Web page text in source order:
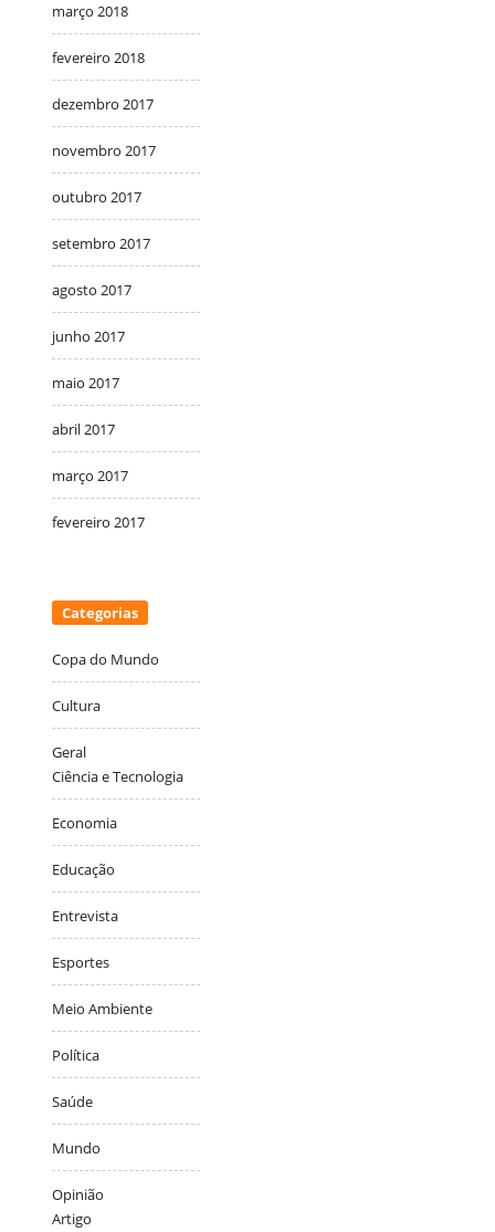
março 2018
fevereiro 2018
dezembro 2017
novembro 2017
outubro 2017
setembro 2017
agosto 2017
junho 2017
maio 2017
abril 2017
março 2017
fevereiro 2017
Categorias
Copa do Mundo
Cultura
Geral
Ciência e Tecnologia
Economia
Educação
Entrevista
Esportes
Meio Ambiente
Política
Saúde
Mundo
Opinião
Artigo